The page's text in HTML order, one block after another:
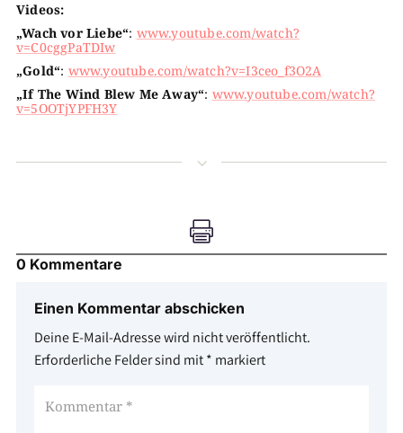
Videos:
„Wach vor Liebe“: www.youtube.com/watch?
v=C0cggPaTDIw
„Gold“: www.youtube.com/watch?v=I3ceo_f3O2A
„If The Wind Blew Me Away“: www.youtube.com/watch?
v=5OOTjYPFH3Y
3

0 Kommentare
Einen Kommentar abschicken
Deine E-Mail-Adresse wird nicht veröffentlicht.
Erforderliche Felder sind mit* markiert